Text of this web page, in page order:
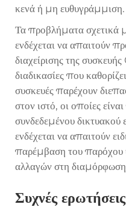
κενά ή μη ευθυγράμμιση.
Τα προβλήματα σχετικά
ενδέχεται να απαιτούν
διαχείρισης της
διαδικασίες που
συσκευές παρέχουν
στον ιστό, οι οποίες
συνδεδεμένου
ενδέχεται να απαιτούν
παρέμβαση του παρόχου
αλλαγών στη
Συχνές ερωτήσεις